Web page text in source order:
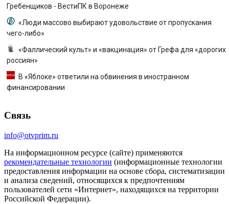
Гребенщиков - ВестиПК в Воронеже
«Люди массово выбирают удовольствие от пропускания
чего-либо»
«Фаллический культ» и «вакцинация» от Грефа для «дорогих
россиян»
В «Яблоке» ответили на обвинения в иностранном
финансировании
Связь
info@otvprim.ru
На информационном ресурсе (сайте) применяются
рекомендательные технологии (информационные технологии
предоставления информации на основе сбора, систематизации
и анализа сведений, относящихся к предпочтениям
пользователей сети «Интернет», находящихся на территории
Российской Федерации).